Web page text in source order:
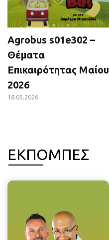
Agrobus s01e302 –
Θέματα
Επικαιρότητας Μαίου
2026
18.05.2026
ΕΚΠΟΜΠΕΣ